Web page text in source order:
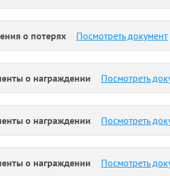
о потерях Посмотреть документ
о награждении Посмотреть
о награждении Посмотреть
о награждении Посмотреть